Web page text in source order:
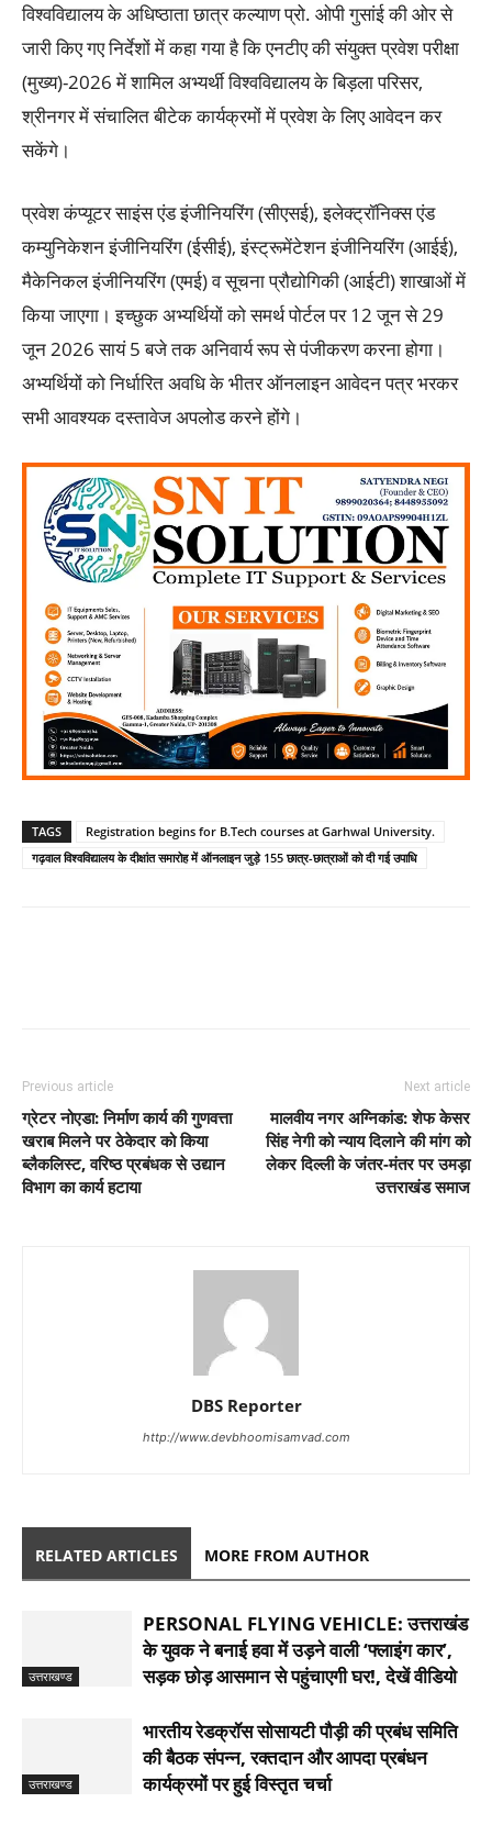
विश्वविद्यालय के अधिष्ठाता छात्र कल्याण प्रो. ओपी गुसांई की ओर से
जारी किए गए निर्देशों में कहा गया है कि एनटीए की संयुक्त प्रवेश परीक्षा
(मुख्य)-2026 में शामिल अभ्यर्थी विश्वविद्यालय के बिड़ला परिसर,
श्रीनगर में संचालित बीटेक कार्यक्रमों में प्रवेश के लिए आवेदन कर
सकेंगे।
प्रवेश कंप्यूटर साइंस एंड इंजीनियरिंग (सीएसई), इलेक्ट्रॉनिक्स एंड
कम्युनिकेशन इंजीनियरिंग (ईसीई), इंस्ट्रूमेंटेशन इंजीनियरिंग (आईई),
मैकेनिकल इंजीनियरिंग (एमई) व सूचना प्रौद्योगिकी (आईटी) शाखाओं में
किया जाएगा। इच्छुक अभ्यर्थियों को समर्थ पोर्टल पर 12 जून से 29
जून 2026 सायं 5 बजे तक अनिवार्य रूप से पंजीकरण करना होगा।
अभ्यर्थियों को निर्धारित अवधि के भीतर ऑनलाइन आवेदन पत्र भरकर
सभी आवश्यक दस्तावेज अपलोड करने होंगे।
TAGS
Registration begins for B.Tech courses at Garhwal University.
गढ़वाल विश्वविद्यालय के दीक्षांत समारोह में ऑनलाइन जुड़े 155 छात्र-छात्राओं को दी गई उपाधि
Previous article
ग्रेटर नोएडा: निर्माण कार्य की गुणवत्ता
खराब मिलने पर ठेकेदार को किया
ब्लैकलिस्ट, वरिष्ठ प्रबंधक से उद्यान
विभाग का कार्य हटाया
Next article
मालवीय नगर अग्निकांड: शेफ केसर
सिंह नेगी को न्याय दिलाने की मांग को
लेकर दिल्ली के जंतर-मंतर पर उमड़ा
उत्तराखंड समाज
DBS Reporter
http://www.devbhoomisamvad.com
RELATED ARTICLES MORE FROM AUTHOR
उत्तराखण्ड
PERSONAL FLYING VEHICLE: उत्तराखंड
के युवक ने बनाई हवा में उड़ने वाली ‘फ्लाइंग कार’,
सड़क छोड़ आसमान से पहुंचाएगी घर!, देखें वीडियो
उत्तराखण्ड
भारतीय रेडक्रॉस सोसायटी पौड़ी की प्रबंध समिति
की बैठक संपन्न, रक्तदान और आपदा प्रबंधन
कार्यक्रमों पर हुई विस्तृत चर्चा